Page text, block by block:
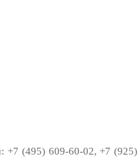
+7 (495) 609-60-02, +7